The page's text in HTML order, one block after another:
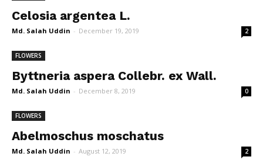
Celosia argentea L.
Md. Salah Uddin - December 19, 2019 2
FLOWERS
Byttneria aspera Collebr. ex Wall.
Md. Salah Uddin - December 8, 2019 0
FLOWERS
Abelmoschus moschatus
Md. Salah Uddin - August 12, 2019 2